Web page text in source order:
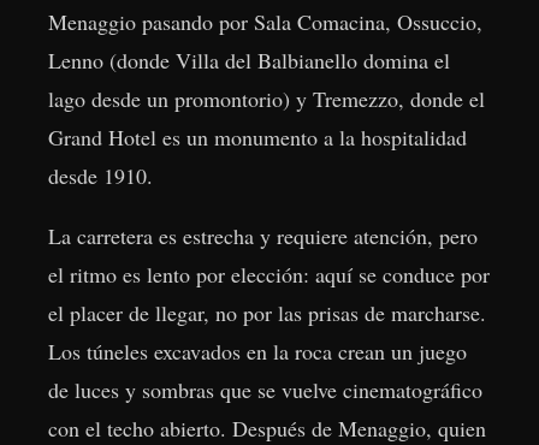
Menaggio pasando por Sala Comacina, Ossuccio,
Lenno (donde Villa del Balbianello domina el
lago desde un promontorio) y Tremezzo, donde el
Grand Hotel es un monumento a la hospitalidad
desde 1910.
La carretera es estrecha y requiere atención, pero
el ritmo es lento por elección: aquí se conduce por
el placer de llegar, no por las prisas de marcharse.
Los túneles excavados en la roca crean un juego
de luces y sombras que se vuelve cinematográfico
con el techo abierto. Después de Menaggio, quien